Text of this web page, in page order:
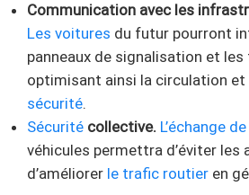
Communication avec les
Les voitures du futur pourront
panneaux de signalisation et
optimisant ainsi la circulation
sécurité.
Sécurité collective. L’échange
véhicules permettra d’éviter les
d’améliorer le trafic routier en